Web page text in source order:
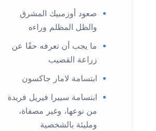
صعود أوزمبيك المشرق
والظل المظلم وراءه
ما يجب أن تعرفه حقًا عن
زراعة القضيب
ابتسامة لامار جاكسون
ابتسامة سييرا فيريل فريدة
من نوعها، وغير مصفاة،
ومليئة بالشخصية